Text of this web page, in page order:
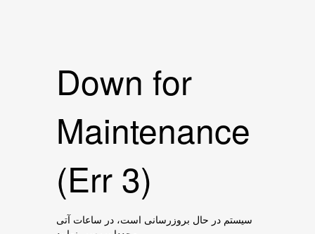
Down for
Maintenance
(Err 3)
سیستم در حال بروزرسانی است، در ساعات آتی